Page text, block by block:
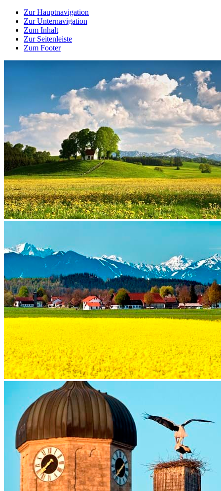
Zur Hauptnavigation
Zur Unternavigation
Zum Inhalt
Zur Seitenleiste
Zum Footer